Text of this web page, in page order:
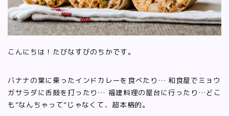
こんにちは！たびなすびのちかです。
バナナの葉に乗ったインドカレーを食べたり… 和食屋でミョウ
ガサラダに舌鼓を打ったり… 福建料理の屋台に行ったり…どこ
も”なんちゃって”じゃなくて、超本格的。